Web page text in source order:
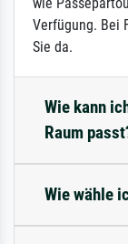
Verfügung. Bei
Sie da.
Wie kann
Raum
Wie wähle